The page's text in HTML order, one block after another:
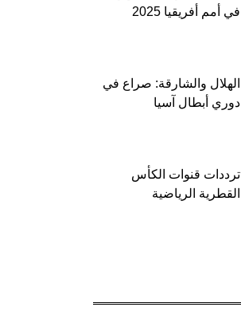
في أمم أفريقيا 2025
الهلال والشارقة: صراع في
دوري أبطال آسيا
ترددات قنوات الكأس
القطرية الرياضية